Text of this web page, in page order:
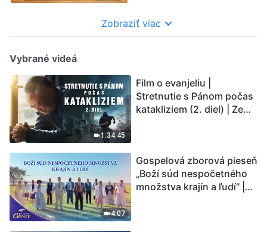
Zobraziť viac
Vybrané videá
1:34:45
Film o evanjeliu |
Stretnutie s Pánom počas
katakliziem (2. diel) | Zem
Ľudstvu sa začína
odpočítavať čas. Našli ste
spôsob, ako prežiť?
4:07
Gospelová zborová pieseň
„Boží súd nespočetného
množstva krajín a ľudí“ |